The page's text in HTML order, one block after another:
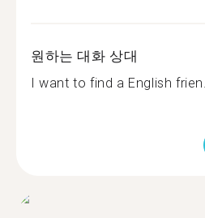
원하는 대화 상대
I want to find a English